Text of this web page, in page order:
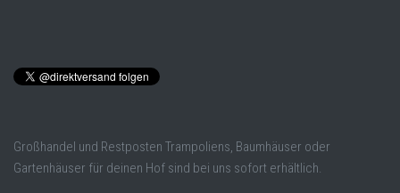
Großhandel und Restposten Trampoliens, Baumhäuser oder
Gartenhäuser für deinen Hof sind bei uns sofort erhältlich.